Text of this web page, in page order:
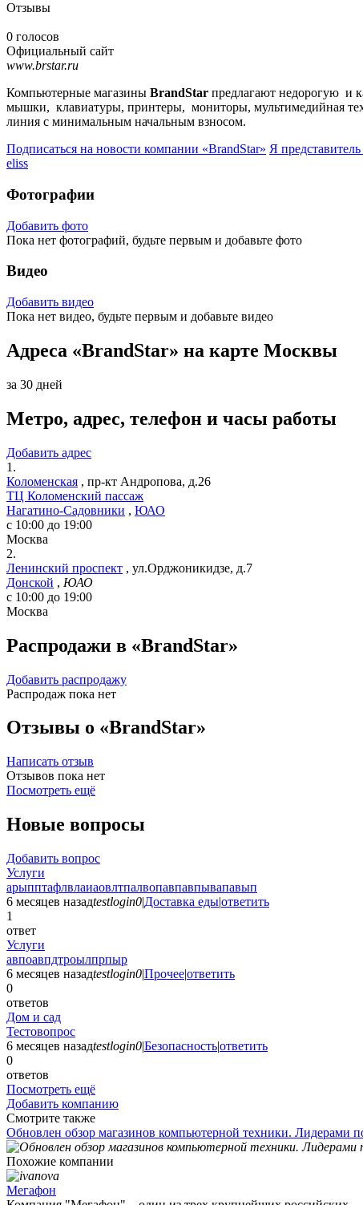
Отзывы
0 голосов
Официальный сайт
www.brstar.ru
Компьютерные магазины BrandStar предлагают недорогую и
мышки, клавиатуры, принтеры, мониторы, мультимедийная
линия с минимальным начальным взносом.
Подписаться на новости компании «BrandStar» Я представитель
eliss
Фотографии
Добавить фото
Пока нет фотографий, будьте первым и добавьте фото
Видео
Добавить видео
Пока нет видео, будьте первым и добавьте видео
Адреса «BrandStar» на карте Москвы
за 30 дней
Метро, адрес, телефон и часы работы
Добавить адрес
1.
Коломенская , пр-кт Андропова, д.26
ТЦ Коломенский пассаж
Нагатино-Садовники , ЮАО
c 10:00 до 19:00
Москва
2.
Ленинский проспект , ул.Орджоникидзе, д.7
Донской , ЮАО
c 10:00 до 19:00
Москва
Распродажи в «BrandStar»
Добавить распродажу
Распродаж пока нет
Отзывы о «BrandStar»
Написать отзыв
Отзывов пока нет
Посмотреть ещё
Новые вопросы
Добавить вопрос
Услуги
арыпптафлвлаиаовлтпалвопавпавпывапавып
6 месяцев назадtestlogin0|Доставка еды|ответить
1
ответ
Услуги
авпоавпдтроылпрпыр
6 месяцев назадtestlogin0|Прочее|ответить
0
ответов
Дом и сад
Тестовопрос
6 месяцев назадtestlogin0|Безопасность|ответить
0
ответов
Посмотреть ещё
Добавить компанию
Смотрите также
Обновлен обзор магазинов компьютерной техники.
Похожие компании
Мегафон